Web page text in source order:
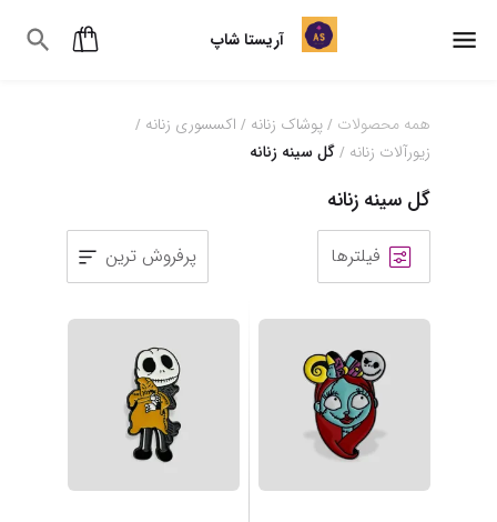
آریستا شاپ
همه محصولات / پوشاک زنانه / اکسسوری زنانه /
زیورآلات زنانه / گل سینه زنانه
گل سینه زنانه
فیلترها پرفروش ترین